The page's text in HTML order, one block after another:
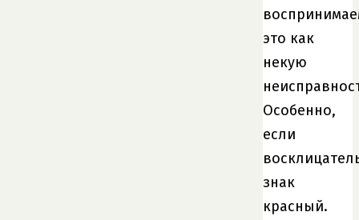
это как
некую
Особенно,
если
знак
красный.